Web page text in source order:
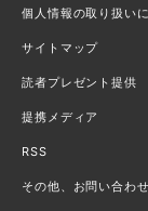
個人情報の取り扱い
サイトマップ
読者プレゼント提供
提携メディア
RSS
その他、お問い合わせ